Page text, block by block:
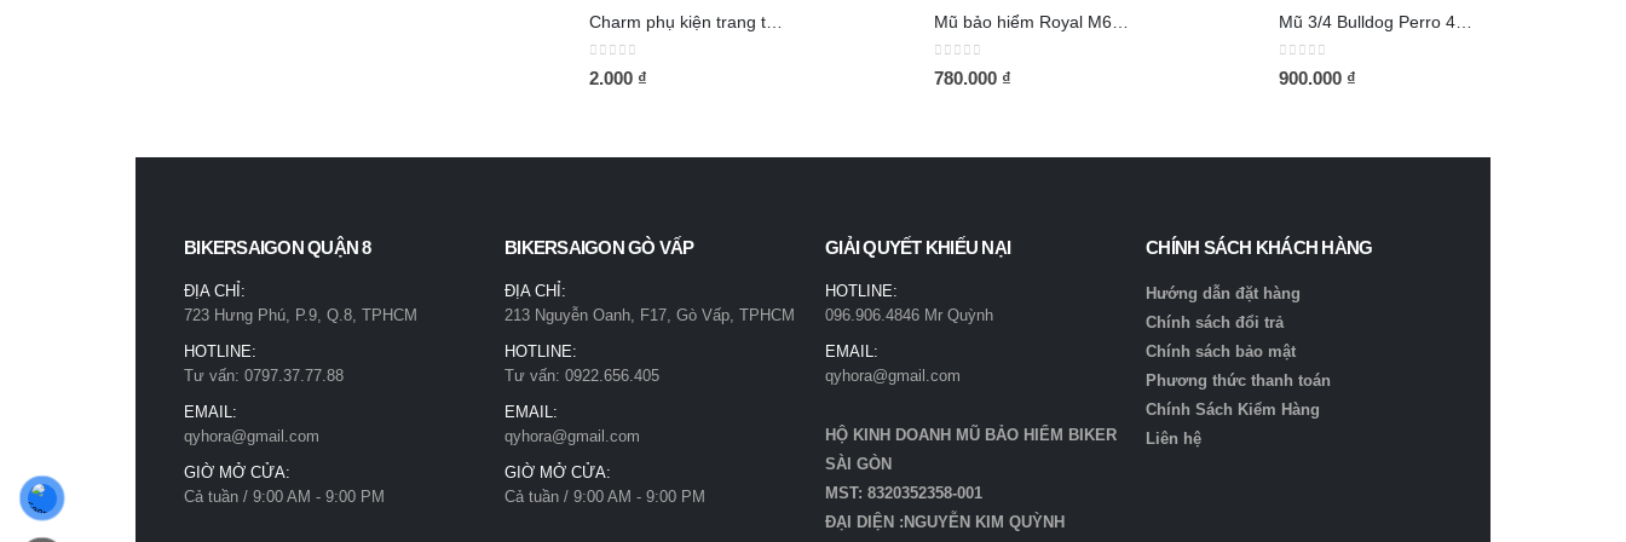
0out of 5
2.000 ₫ 0out of 5
780.000 ₫ 0out of 5
900.000 ₫
BIKERSAIGON QUẬN 8
ĐỊA CHỈ:
723 Hưng Phú, P.9, Q.8, TPHCM
HOTLINE:
Tư vấn: 0797.37.77.88
EMAIL:
qyhora@gmail.com
GIỜ MỞ CỬA:
Cả tuần / 9:00 AM - 9:00 PM
BIKERSAIGON GÒ VẤP
ĐỊA CHỈ:
213 Nguyễn Oanh, F17, Gò Vấp, TPHCM
HOTLINE:
Tư vấn: 0922.656.405
EMAIL:
qyhora@gmail.com
GIỜ MỞ CỬA:
Cả tuần / 9:00 AM - 9:00 PM
GIẢI QUYẾT KHIẾU NẠI
HOTLINE:
096.906.4846 Mr Quỳnh
EMAIL:
qyhora@gmail.com
HỘ KINH DOANH MŨ BẢO HIỂM BIKER
SÀI GÒN
MST: 8320352358-001
ĐẠI DIỆN :NGUYỄN KIM QUỲNH
CHÍNH SÁCH KHÁCH HÀNG
Hướng dẫn đặt hàng
Chính sách đổi trả
Chính sách bảo mật
Phương thức thanh toán
Chính Sách Kiểm Hàng
Liên hệ